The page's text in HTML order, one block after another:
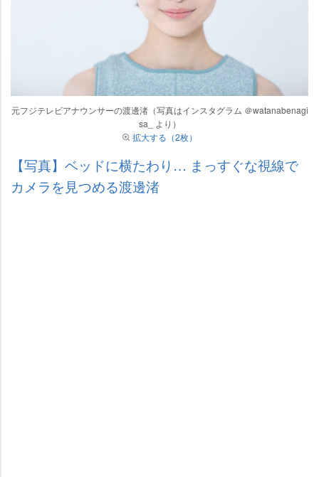
元フジテレビアナウンサーの渡邊渚（写真はインスタグラム ＠watanabenagi
sa_ より）
拡大する（2枚）
【写真】ベッドに横たわり… まっすぐな視線で
カメラを見つめる渡邊渚